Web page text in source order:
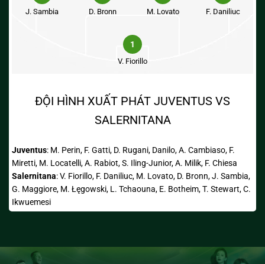
J. Sambia D. Bronn M. Lovato F. Daniliuc
1
V. Fiorillo
ĐỘI HÌNH XUẤT PHÁT JUVENTUS VS
SALERNITANA
Juventus: M. Perin, F. Gatti, D. Rugani, Danilo, A. Cambiaso, F.
Miretti, M. Locatelli, A. Rabiot, S. Iling-Junior, A. Milik, F. Chiesa
Salernitana:V. Fiorillo, F. Daniliuc, M. Lovato, D. Bronn, J. Sambia,
G. Maggiore, M. Łęgowski, L. Tchaouna, E. Botheim, T. Stewart, C.
Ikwuemesi